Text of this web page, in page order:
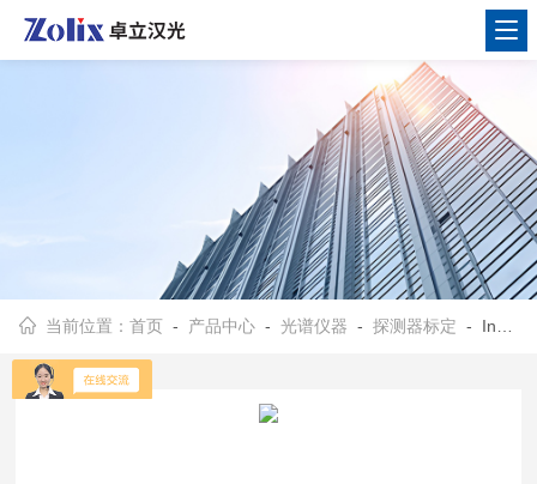
当前位置：首页 - 产品中心 -光谱仪器 -探测器标定 - InAs系列砷化铟探测器